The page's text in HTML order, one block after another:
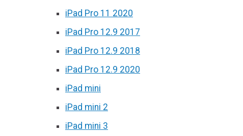
iPad Pro 11 2020
iPad Pro 12.9 2017
iPad Pro 12.9 2018
iPad Pro 12.9 2020
iPad mini
iPad mini 2
iPad mini 3